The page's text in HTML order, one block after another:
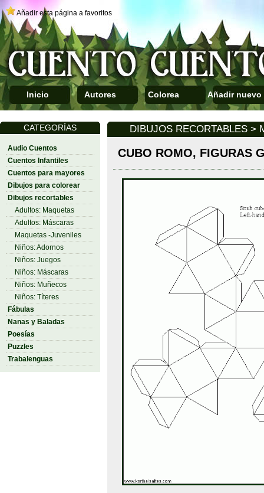
Añadir esta página a favoritos
Inicio Autores Colorea Añadir nuevo
CATEGORÍAS
Audio Cuentos
Cuentos Infantiles
Cuentos para mayores
Dibujos para colorear
Dibujos recortables
Adultos: Maquetas
Adultos: Máscaras
Maquetas -Juveniles
Niños: Adornos
Niños: Juegos
Niños: Máscaras
Niños: Muñecos
Niños: Títeres
Fábulas
Nanas y Baladas
Poesías
Puzzles
Trabalenguas
DIBUJOS RECORTABLES >
CUBO ROMO, FIGURAS